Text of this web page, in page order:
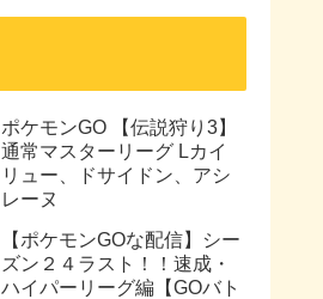
ポケモンGO 【伝説狩り3】
通常マスターリーグ Lカイ
リュー、ドサイドン、アシ
レーヌ
【ポケモンGOな配信】シー
ズン２４ラスト！！速成・
ハイパーリーグ編【GOバト